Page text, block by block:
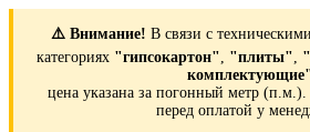
⚠️ Внимание! В связи с
категориях "гипсокартон", "плиты",
цена указана за погонный метр (п.м.).
перед оплатой у